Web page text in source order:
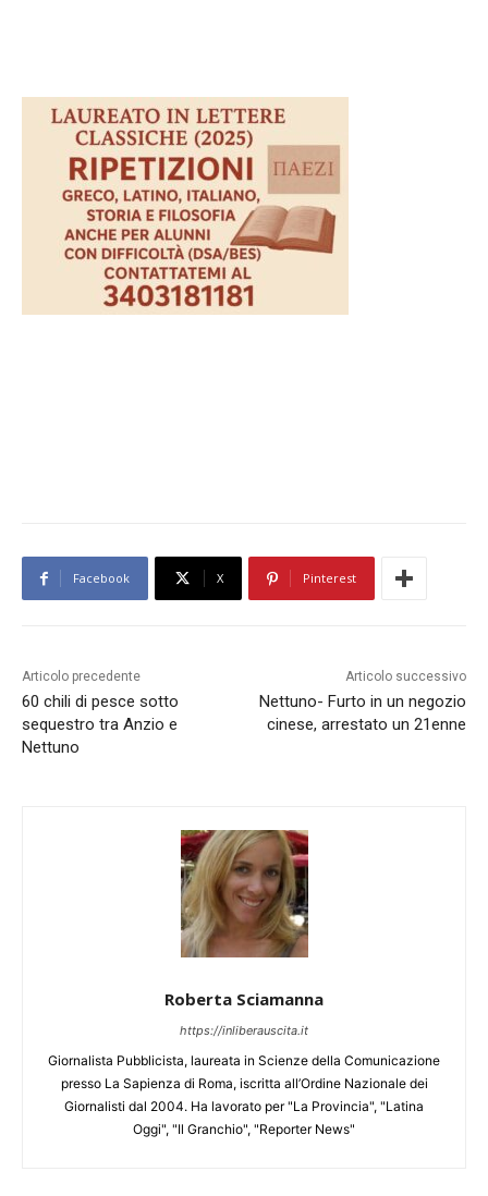
Facebook X Pinterest
Articolo precedente
60 chili di pesce sotto
sequestro tra Anzio e
Nettuno
Articolo successivo
Nettuno- Furto in un negozio
cinese, arrestato un 21enne
Roberta Sciamanna
https://inliberauscita.it
Giornalista Pubblicista, laureata in Scienze della Comunicazione
presso La Sapienza di Roma, iscritta all’Ordine Nazionale dei
Giornalisti dal 2004. Ha lavorato per "La Provincia", "Latina
Oggi", "Il Granchio", "Reporter News"